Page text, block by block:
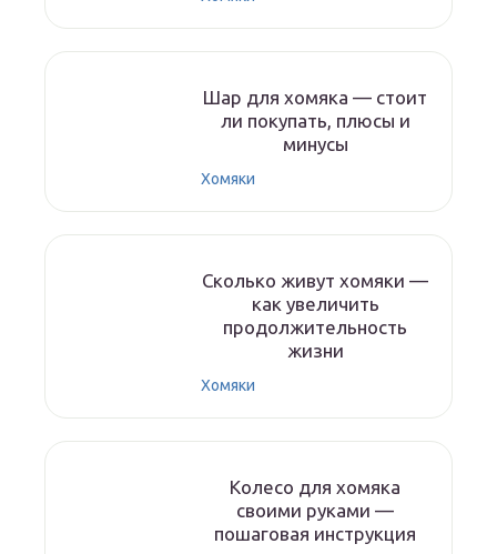
Шар для хомяка — стоит
ли покупать, плюсы и
минусы
Хомяки
Сколько живут хомяки —
как увеличить
продолжительность
жизни
Хомяки
Колесо для хомяка
своими руками —
пошаговая инструкция